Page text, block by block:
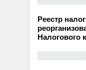
Реестр
Налогового